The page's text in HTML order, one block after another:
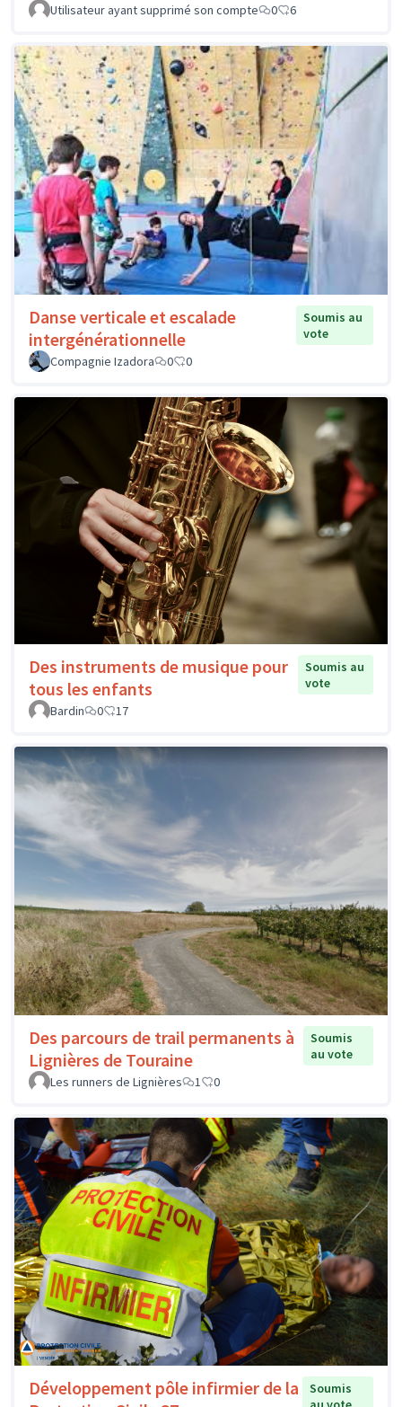
Utilisateur ayant supprimé son compte
0 6
Danse verticale et escalade
intergénérationnelle
Soumis au
vote
Compagnie Izadora
0 0
Des instruments de musique pour
tous les enfants
Soumis au
vote
Bardin
0 17
Des parcours de trail permanents à
Lignières de Touraine
Soumis
au vote
Les runners de Lignières
1 0
Développement pôle infirmier de la
Soumis